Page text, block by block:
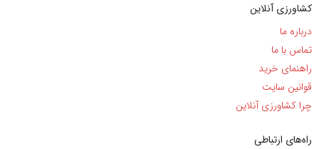
کشاورزی آنلاین
درباره ما
تماس با ما
راهنمای خرید
قوانین سایت
چرا کشاورزی آنلاین
راه‌های ارتباطی